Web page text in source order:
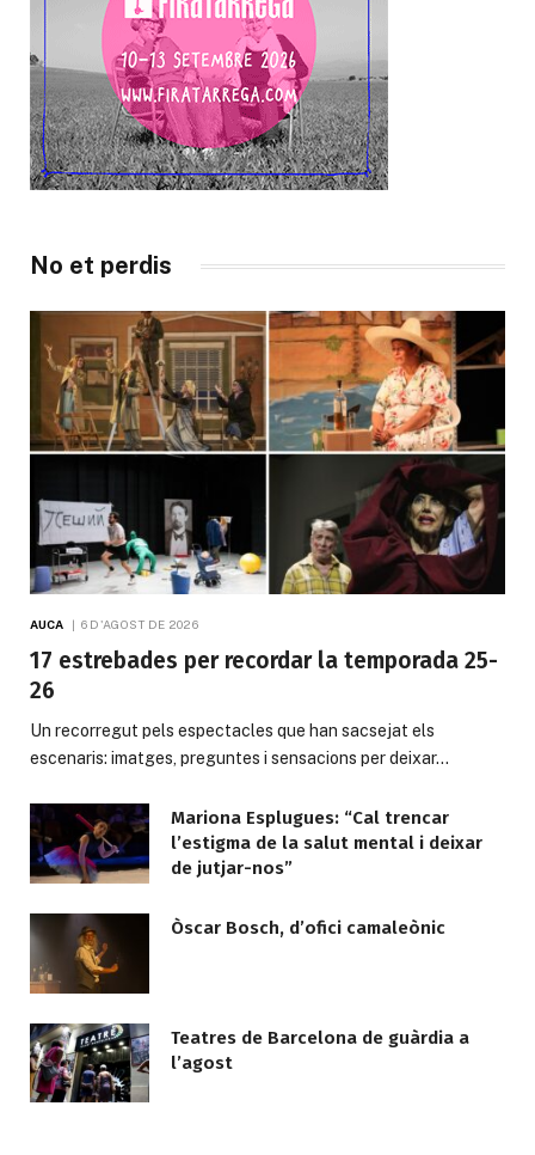
No et perdis
AUCA 6 D'AGOST DE 2026
17 estrebades per recordar la temporada 25-
26
Un recorregut pels espectacles que han sacsejat els
escenaris: imatges, preguntes i sensacions per deixar…
Mariona Esplugues: “Cal trencar
l’estigma de la salut mental i deixar
de jutjar-nos”
Òscar Bosch, d’ofici camaleònic
Teatres de Barcelona de guàrdia a
l’agost